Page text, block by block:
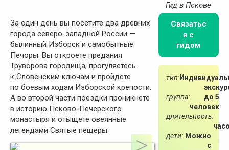
Гид в Пскове
Связатьс
я с
гидом
тип:
группа:
до 5
человек
длительность:
дети: Можно
с
За один день вы посетите два древних
города северо-западной России —
былинный Изборск и самобытные
Печоры. Вы откроете предания
Труворова городища, прогуляетесь
к Словенским ключам и пройдете
по боевым ходам Изборской крепости.
А во второй части поездки проникнете
в историю Псково-Печерского
монастыря и отыщете овеянные
легендами Святые пещеры.